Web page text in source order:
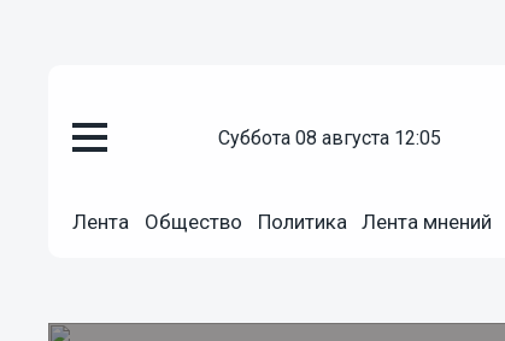
суббота 08 августа 12:05
Лента Общество Политика Лента мнений
Семьям трех погибших в